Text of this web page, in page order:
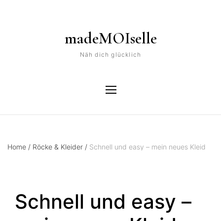
madeMOIselle
Näh dich glücklich
Home / Röcke & Kleider / Schnell und easy – mein neues Kleid
Schnell und easy –